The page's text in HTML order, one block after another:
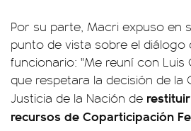
Por su parte, Macri expuso en
punto de vista sobre el diálogo
funcionario: "Me reuní con Luis
que respetara la decisión de la
Justicia de la Nación de
recursos de Coparticipación